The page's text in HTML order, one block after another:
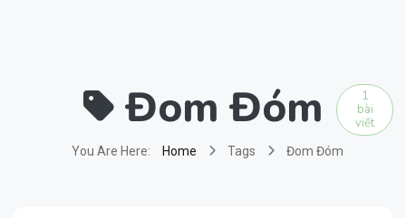
Đom Đóm
1
bài
viết
You Are Here: Home Tags Đom Đóm
ĐỘNG VẬT HOANG DÃ